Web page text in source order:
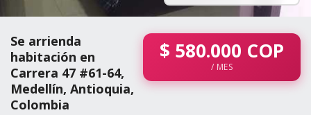
Se arrienda
habitación en
Carrera 47 #61-64,
Medellín, Antioquia,
Colombia
$ 580.000 COP
/ MES